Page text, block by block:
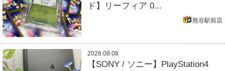
ド】リーフィア 0...
熊谷駅前店
2026.08.08
【SONY / ソニー】PlayStation4